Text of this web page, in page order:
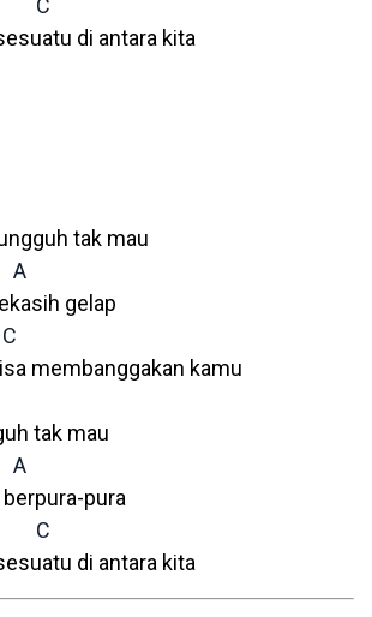
C
di antara kita
tak mau
A
gelap
C
membanggakan kamu
tak mau
A
pura
C
di antara kita